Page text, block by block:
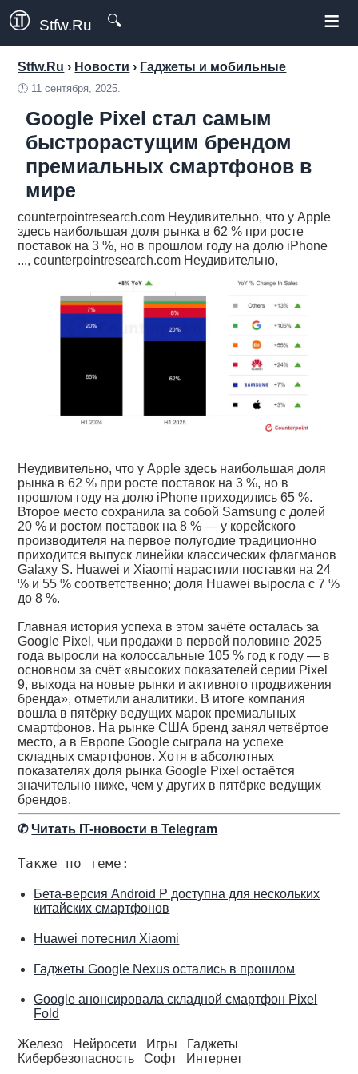
Stfw.Ru 🔍 ≡
Stfw.Ru › Новости › Гаджеты и мобильные
🕛 11 сентября, 2025.
Google Pixel стал самым
быстрорастущим брендом
премиальных смартфонов в
мире
counterpointresearch.com Неудивительно, что у Apple
здесь наибольшая доля рынка в 62 % при росте
поставок на 3 %, но в прошлом году на долю iPhone
..., counterpointresearch.com Неудивительно,
Неудивительно, что у Apple здесь наибольшая доля
рынка в 62 % при росте поставок на 3 %, но в
прошлом году на долю iPhone приходились 65 %.
Второе место сохранила за собой Samsung с долей
20 % и ростом поставок на 8 % — у корейского
производителя на первое полугодие традиционно
приходится выпуск линейки классических флагманов
Galaxy S. Huawei и Xiaomi нарастили поставки на 24
% и 55 % соответственно; доля Huawei выросла с 7 %
до 8 %.
Главная история успеха в этом зачёте осталась за
Google Pixel, чьи продажи в первой половине 2025
года выросли на колоссальные 105 % год к году — в
основном за счёт «высоких показателей серии Pixel
9, выхода на новые рынки и активного продвижения
бренда», отметили аналитики. В итоге компания
вошла в пятёрку ведущих марок премиальных
смартфонов. На рынке США бренд занял четвёртое
место, а в Европе Google сыграла на успехе
складных смартфонов. Хотя в абсолютных
показателях доля рынка Google Pixel остаётся
значительно ниже, чем у других в пятёрке ведущих
брендов.
✆Читать IT-новости в Telegram
Также по теме:
Бета-версия Android P доступна для нескольких
китайских смартфонов
Huawei потеснил Xiaomi
Гаджеты Google Nexus остались в прошлом
Google анонсировала складной смартфон Pixel
Fold
Железо Нейросети Игры
Гаджеты
Кибербезопасность
Софт Интернет